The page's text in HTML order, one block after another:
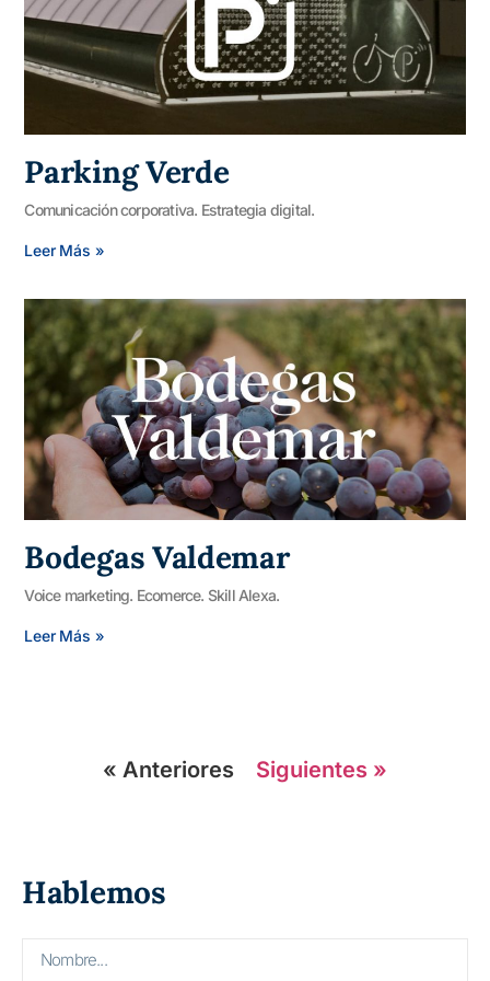
Parking Verde
Comunicación corporativa. Estrategia digital.
Leer Más »
Bodegas Valdemar
Voice marketing. Ecomerce. Skill Alexa.
Leer Más »
« Anteriores Siguientes »
Hablemos